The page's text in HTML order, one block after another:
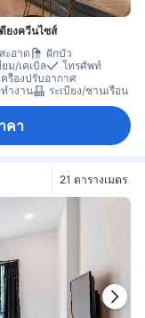
ตียงควีนไซส์
อาด
ฝักบัว
ม/เคเบิล
โทรศัพท์
ครื่องปรับอากาศ
ำงาน
ระเบียง/ชานเรือน
คา
21 ตารางเมตร